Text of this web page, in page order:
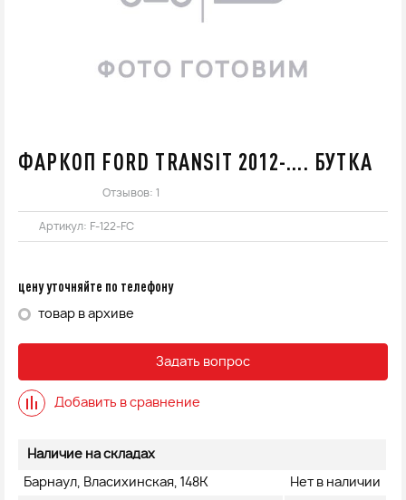
ФАРКОП FORD TRANSIT 2012-.... БУТКА
Отзывов: 1
Артикул: F-122-FC
цену уточняйте по телефону
товар в архиве
Задать вопрос
Добавить в сравнение
Наличие на складах
Барнаул, Власихинская, 148К
Нет в наличии